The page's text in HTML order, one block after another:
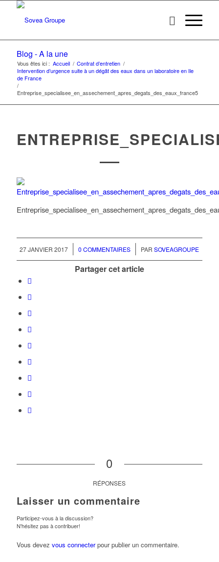
Blog - A la une
Vous êtes ici : Accueil / Contrat d’entretien /
Intervention d’urgence suite à un dégât des eaux dans un laboratoire en Ile
de France
/
Entreprise_specialisee_en_assechement_apres_degats_des_eaux_france5
27 JANVIER 2017
/ 0 COMMENTAIRES
/ PARSOVEAGROUPE
Partager cet article
0
RÉPONSES
Laisser un commentaire
Participez-vous à la discussion?
N'hésitez pas à contribuer!
Vous devez vous connecterpour publier un commentaire.